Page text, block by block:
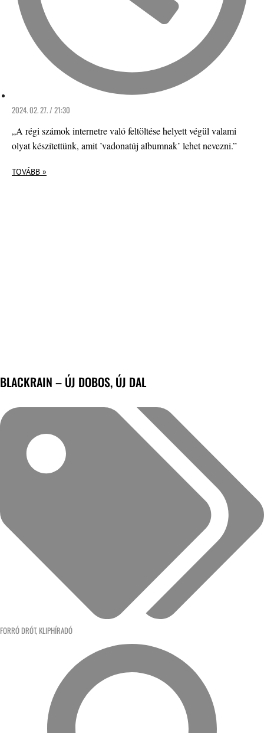
2024. 02. 27. / 21:30
„A régi számok internetre való feltöltése helyett végül valami
olyat készítettünk, amit ’vadonatúj albumnak’ lehet nevezni.”
TOVÁBB »
BLACKRAIN – ÚJ DOBOS, ÚJ DAL
FORRÓ DRÓT, KLIPHÍRADÓ